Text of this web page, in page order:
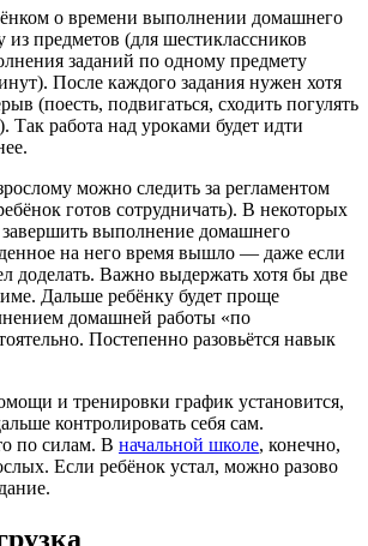
о времени выполнении домашнего
из предметов (для шестиклассников
заданий по одному предмету
После каждого задания нужен хотя
(поесть, подвигаться, сходить погулять
работа над уроками будет идти
можно следить за регламентом
готов сотрудничать). В некоторых
выполнение домашнего
на него время вышло — даже если
доделать. Важно выдержать хотя бы две
Дальше ребёнку будет проще
домашней работы «по
Постепенно разовьётся навык
и тренировки график установится,
контролировать себя сам.
по силам. В начальной школе, конечно,
Если ребёнок устал, можно разово